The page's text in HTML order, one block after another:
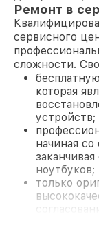
Ремонт в
сервисного
сложности.
которая
устройств;
начиная
ноутбуков;
только
На все